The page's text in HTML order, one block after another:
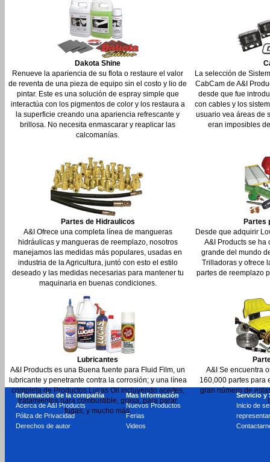
Dakota Shine
Renueve la apariencia de su flota o restaure el valor
de reventa de una pieza de equipo sin el costo y lio de
pintar. Este es una solución de espray simple que
interactúa con los pigmentos de color y los restaura a
la superficie creando una apariencia refrescante y
brillosa. No necesita enmascarar y reaplicar las
calcomanías.
La selección de
CabCam de A&I
desde que fue
con cables y los
usuario vea áreas de
eran imposibles
Partes de Hidraulicos
A&I Ofrece una completa línea de mangueras
hidráulicas y mangueras de reemplazo, nosotros
manejamos las medidas más populares, usadas en
industria de la Agricultura, juntó con esto el estilo
deseado y las medidas necesarias para mantener tu
maquinaria en buenas condiciones.
Partes
Desde que adquirir
A&I Products se ha
grande del mundo
Trilladoras y ofrece
partes de reemplazo
Lubricantes
A&I Products es una Buena fuente para Fluid Film, un
lubricante y penetrante contra la corrosión; y una línea
completa de Productos Lucas Oil incluyendo aceites,
tratamientos para combustible, grasa, para parar
fugas, y mucho más.
A&I Se encuentra
160,000 partes para
gran número de
Información de la compañía
Acerca de A&I Products
Póliza de Privacidad
Derechos de autor
Mas Información
Nuevos Productos
Ferias
Videos
Servicio y
Inicio de